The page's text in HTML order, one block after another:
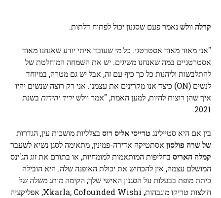
קרלה וולשנאמר פעם שסגנון יכול לפתוח דלתות.
"אני מאוד מאוד אסטרטגי. כל מי שעובד איתי יודע שאנחנו מאוד
אסטרטגיים במה שאנחנו משיגים. יש את השמחה המוחלטת של
להתלבשות וליהנות כל כך כיף עם זה, אבל יש גם מטרה, במיוחד
לנשים (ON) כיצד אנו מקרינים את עצמנו. אני רק רוצה שנשים יהיו
איך שהן רוצות להיות, למען האמת, "אמר וולשיריד יהירותבשנת
2021.
בין אם היא סטיילינג טרייסי אליס רוס בצלליות מושכות עין, הגדרות
של שרה פולסון אסתטיקה אדירה-פמינין, מתאימה לסגן נשיא לשעבר
קמלה האריס בחליפות המותאמות למומחיות, או בתורם את זוג הג'ינס
המושלם עצמה, אין להכחיש את יכולת האופנה שלה. היא הובילה
כיתת מופת בבעלות על הסגנון האישי שלך; הקימה מותג משלה של
חולצות טריקו מוגבהות, Xkarla; Cofounded Wishi, אפליקציה